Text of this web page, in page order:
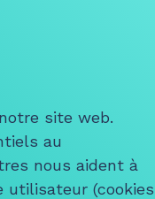
site web.
au
nous aident à
utilisateur (cookies